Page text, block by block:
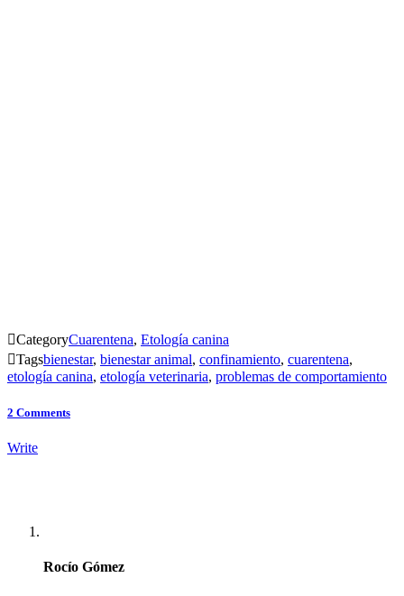
CategoryCuarentena, Etología canina
Tagsbienestar, bienestar animal, confinamiento, cuarentena,
etología canina, etología veterinaria, problemas de comportamiento
2 Comments
Write
Rocío Gómez